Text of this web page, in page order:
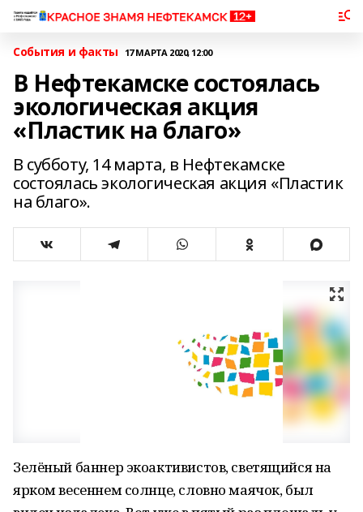
События и факты 17 МАРТА 2020, 12:00
В Нефтекамске состоялась
экологическая акция
«Пластик на благо»
В субботу, 14 марта, в Нефтекамске
состоялась экологическая акция «Пластик
на благо».
Зелёный баннер экоактивистов, светящийся на
ярком весеннем солнце, словно маячок, был